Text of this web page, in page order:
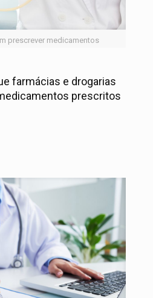
prescrever medicamentos
farmácias e drogarias
prescritos